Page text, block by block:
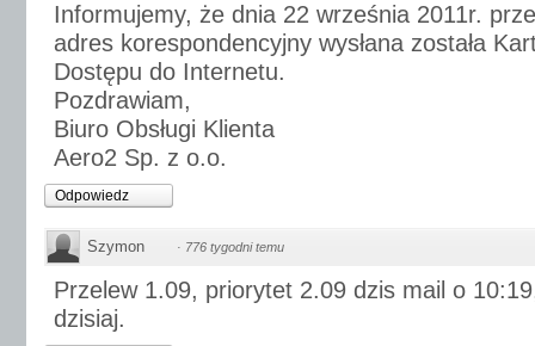
Informujemy, że dnia 22 września 2011r.
adres korespondencyjny wysłana została
Dostępu do Internetu.
Pozdrawiam,
Biuro Obsługi Klienta
Aero2 Sp. z o.o.
Odpowiedz
Szymon · 776 tygodni temu
Przelew 1.09, priorytet 2.09 dzis mail o
dzisiaj.